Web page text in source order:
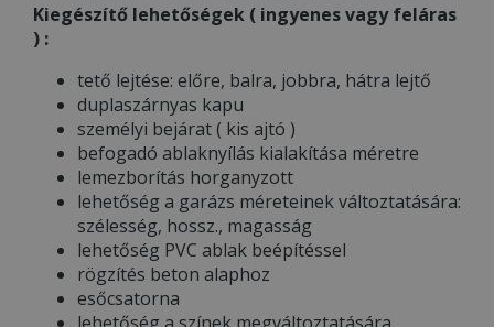
Kiegészítő lehetőségek ( ingyenes vagy feláras
) :
tető lejtése: előre, balra, jobbra, hátra lejtő
duplaszárnyas kapu
személyi bejárat ( kis ajtó )
befogadó ablaknyílás kialakítása méretre
lemezborítás horganyzott
lehetőség a garázs méreteinek változtatására:
szélesség, hossz., magasság
lehetőség PVC ablak beépítéssel
rögzítés beton alaphoz
esőcsatorna